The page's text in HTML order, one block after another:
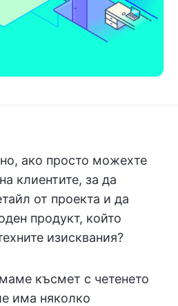
ако просто можехте
клиентите, за да
от проекта и да
продукт, който
изисквания?
късмет с четенето
има няколко